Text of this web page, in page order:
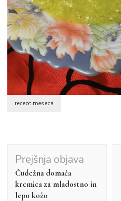
recept meseca
Navigacija
objav
Prejšnja objava
Čudežna domača
kremica za mladostno in
lepo kožo